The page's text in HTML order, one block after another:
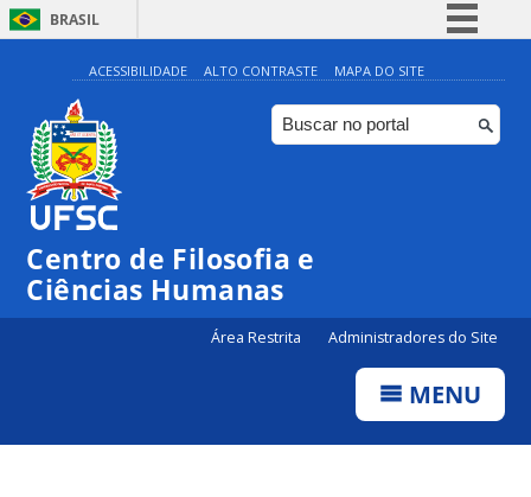
BRASIL
Simplifique!
Comunica BR
Participe
ACESSIBILIDADE ALTO CONTRASTE MAPA DO SITE
Centro de Filosofia e
Ciências Humanas
Área Restrita Administradores do Site
MENU